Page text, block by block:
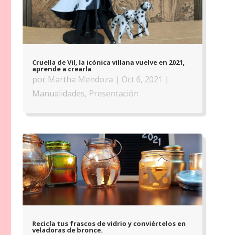
Cruella de Vil, la icónica villana vuelve en 2021,
aprende a crearla
por Martha Mendoza | Oct 6, 2021 |
Manualidades, Presentación
Recicla tus frascos de vidrio y conviértelos en
veladoras de bronce.